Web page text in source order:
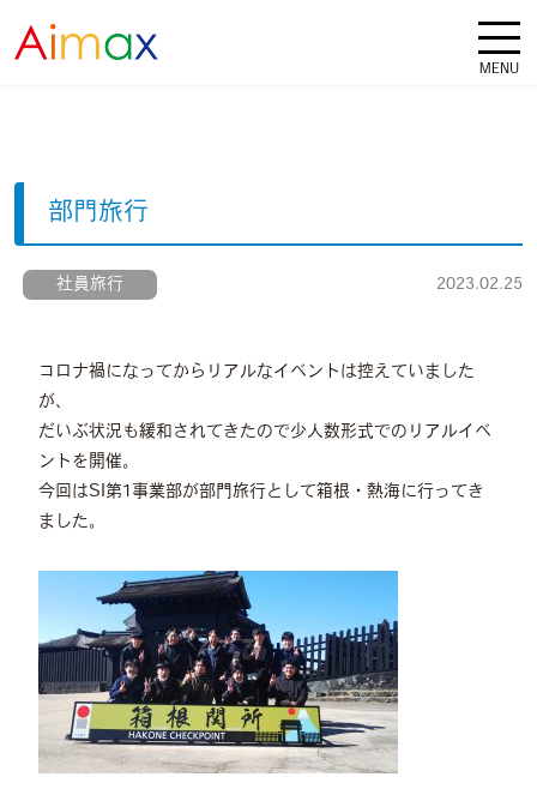
部門旅行
社員旅行 2023.02.25
コロナ禍になってからリアルなイベントは控えていました
が、
だいぶ状況も緩和されてきたので少人数形式でのリアルイベ
ントを開催。
今回はSI第1事業部が部門旅行として箱根・熱海に行ってき
ました。